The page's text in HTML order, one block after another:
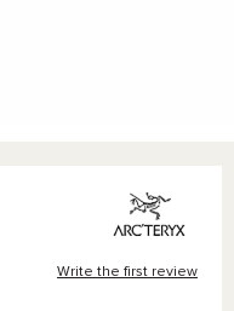
Write the first review